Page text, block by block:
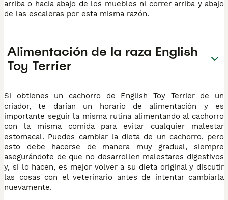
arriba o hacia abajo de los muebles ni correr arriba y abajo
de las escaleras por esta misma razón.
Alimentación de la raza English
Toy Terrier
Si obtienes un cachorro de English Toy Terrier de un
criador, te darían un horario de alimentación y es
importante seguir la misma rutina alimentando al cachorro
con la misma comida para evitar cualquier malestar
estomacal. Puedes cambiar la dieta de un cachorro, pero
esto debe hacerse de manera muy gradual, siempre
asegurándote de que no desarrollen malestares digestivos
y, si lo hacen, es mejor volver a su dieta original y discutir
las cosas con el veterinario antes de intentar cambiarla
nuevamente.